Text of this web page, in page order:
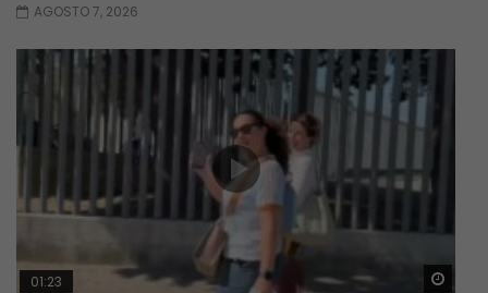
AGOSTO 7, 2026
01:23